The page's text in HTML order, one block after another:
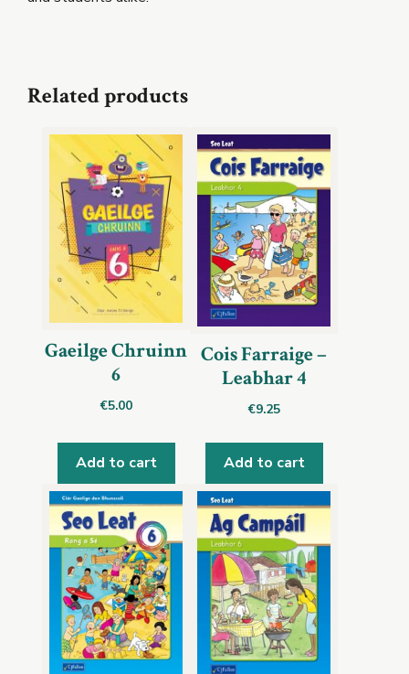
Related products
Gaeilge Chruinn
6
€5.00
Add to cart
Cois Farraige –
Leabhar 4
€9.25
Add to cart